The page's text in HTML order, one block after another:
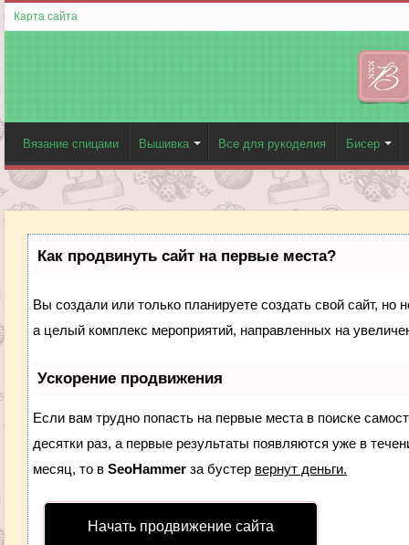
Карта сайта
Вязание спицами Вышивка Все для рукоделия Бисер
Как продвинуть сайт на первые места?
Вы создали или только планируете создать свой сайт, но
а целый комплекс мероприятий, направленных на
Ускорение продвижения
Если вам трудно попасть на первые места в поиске
десятки раз, а первые результаты появляются уже в
месяц, то в SeoHammerза бустер вернут деньги.
Начать продвижение сайта